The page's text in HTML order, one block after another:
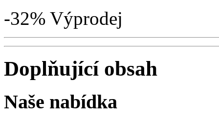
-32% Výprodej
Doplňující obsah
Naše nabídka